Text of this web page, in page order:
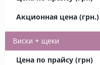
Виски + щеки